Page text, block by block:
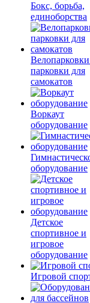
Бокс, борьба,
единоборства
парковки для
самокатов
Воркаут
оборудование
оборудование
Детское
спортивное и
игровое
оборудование
Игровой